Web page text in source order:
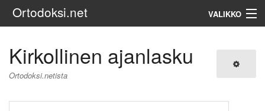
Ortodoksi.net VALIKKO
Kirkollinen ajanlasku
Ortodoksi.netista